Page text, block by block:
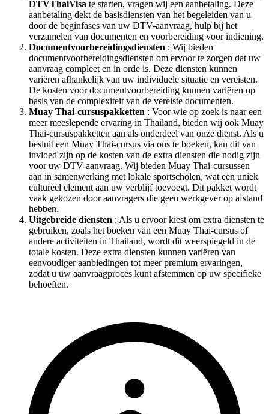
DTVThaiVisa te starten, vragen wij een aanbetaling. Deze
aanbetaling dekt de basisdiensten van het begeleiden van u
door de beginfases van uw DTV-aanvraag, hulp bij het
verzamelen van documenten en voorbereiding voor indiening.
Documentvoorbereidingsdiensten : Wij bieden
documentvoorbereidingsdiensten om ervoor te zorgen dat uw
aanvraag compleet en in orde is. Deze diensten kunnen
variëren afhankelijk van uw individuele situatie en vereisten.
De kosten voor documentvoorbereiding kunnen variëren op
basis van de complexiteit van de vereiste documenten.
Muay Thai-cursuspakketten : Voor wie op zoek is naar een
meer meeslepende ervaring in Thailand, bieden wij ook Muay
Thai-cursuspakketten aan als onderdeel van onze dienst. Als u
besluit een Muay Thai-cursus via ons te boeken, kan dit van
invloed zijn op de kosten van de extra diensten die nodig zijn
voor uw DTV-aanvraag. Wij bieden Muay Thai-cursussen
aan in samenwerking met lokale sportscholen, wat een uniek
cultureel element aan uw verblijf toevoegt. Dit pakket wordt
vaak gekozen door aanvragers die geen werkgever op afstand
hebben.
Uitgebreide diensten : Als u ervoor kiest om extra diensten te
gebruiken, zoals het boeken van een Muay Thai-cursus of
andere activiteiten in Thailand, wordt dit weerspiegeld in de
totale kosten. Deze extra diensten kunnen variëren van
eenvoudiger aanbiedingen tot meer premium ervaringen,
zodat u uw aanvraagproces kunt afstemmen op uw specifieke
behoeften.